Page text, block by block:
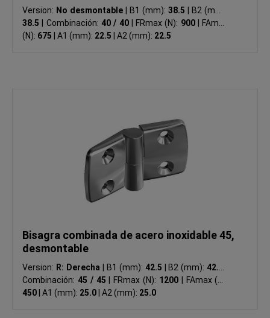
Version: No desmontable B1 (mm):38.5
B2 (mm):
38.5
Combinación: 40 / 40 FRmax (N): 900
FAmax
(N): 675 A1 (mm): 22.5 A2 (mm): 22.5
Bisagra combinada de acero inoxidable 45,
desmontable
Version: R: Derecha B1 (mm): 42.5 B2 (mm): 42.5
Combinación: 45 / 45 FRmax (N): 1200
FAmax (N):
450 A1 (mm): 25.0 A2 (mm): 25.0